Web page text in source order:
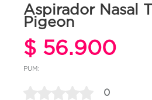
Aspirador Nasal
Pigeon
$ 56.900
PUM:
0